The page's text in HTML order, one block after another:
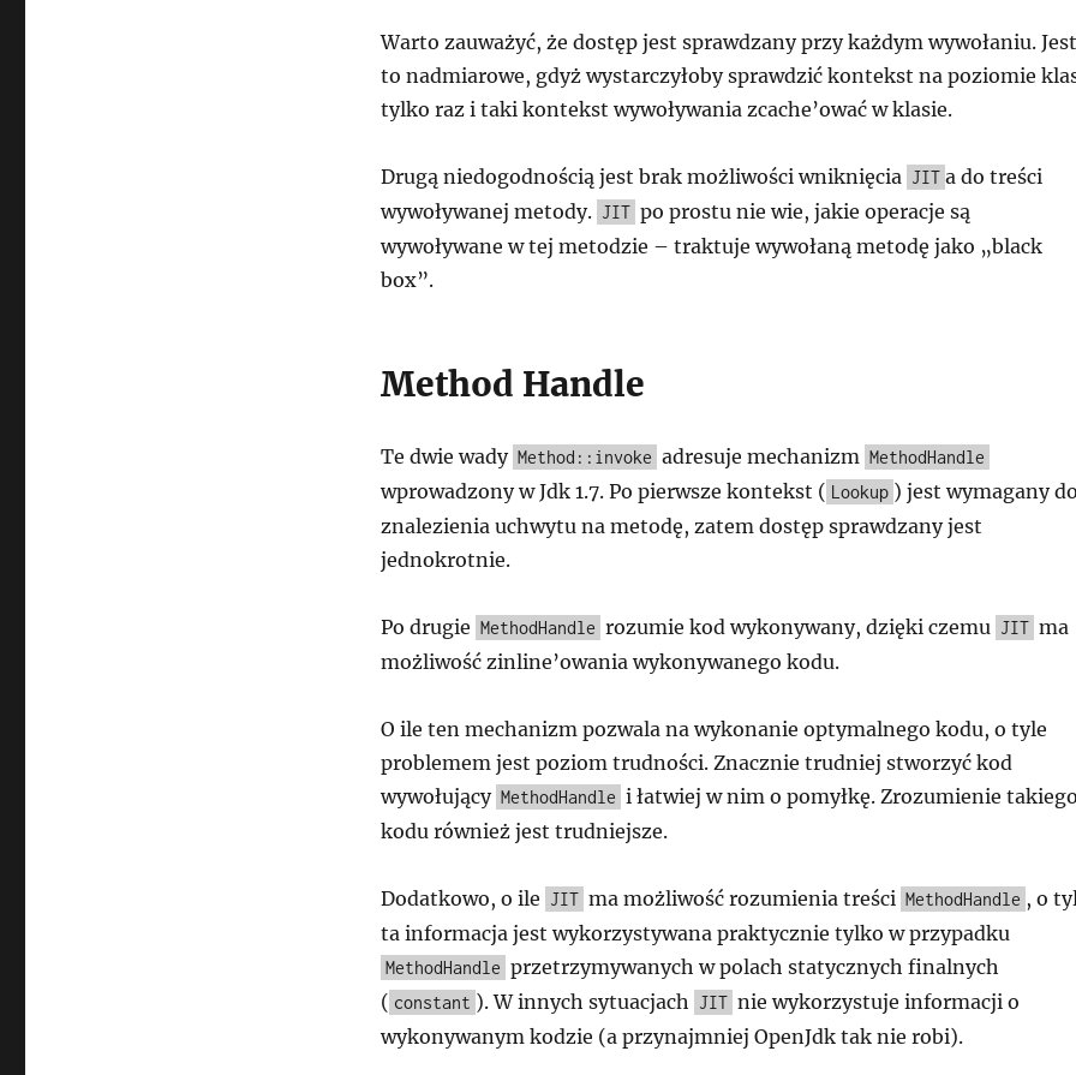
Warto zauważyć, że dostęp jest sprawdzany przy każdym wywołaniu. Jest
to nadmiarowe, gdyż wystarczyłoby sprawdzić kontekst na poziomie
tylko raz i taki kontekst wywoływania zcache’ować w klasie.
Drugą niedogodnością jest brak możliwości wniknięcia JIT a do treści
wywoływanej metody. JIT po prostu nie wie, jakie operacje są
wywoływane w tej metodzie – traktuje wywołaną metodę jako „black
box”.
Method Handle
Te dwie wady Method::invoke adresuje mechanizm MethodHandle
wprowadzony w Jdk 1.7. Po pierwsze kontekst ( Lookup ) jest wymagany
znalezienia uchwytu na metodę, zatem dostęp sprawdzany jest
jednokrotnie.
Po drugie MethodHandle rozumie kod wykonywany, dzięki czemu JIT ma
możliwość zinline’owania wykonywanego kodu.
O ile ten mechanizm pozwala na wykonanie optymalnego kodu, o tyle
problemem jest poziom trudności. Znacznie trudniej stworzyć kod
wywołujący MethodHandle i łatwiej w nim o pomyłkę. Zrozumienie
kodu również jest trudniejsze.
Dodatkowo, o ile JIT ma możliwość rozumienia treści MethodHandle , o
ta informacja jest wykorzystywana praktycznie tylko w przypadku
MethodHandle przetrzymywanych w polach statycznych finalnych
( constant ). W innych sytuacjach JIT nie wykorzystuje informacji o
wykonywanym kodzie (a przynajmniej OpenJdk tak nie robi).